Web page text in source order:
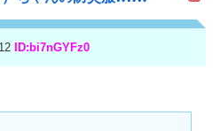
ID:bi7nGYFz0